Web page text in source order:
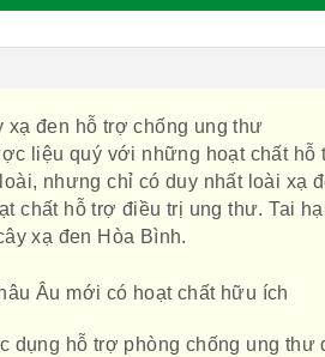
xạ đen hỗ trợ chống ung thư
liệu quý với những hoạt chất
nhưng chỉ có duy nhất loài xạ
chất hỗ trợ điều trị ung thư. Tai
xạ đen Hòa Bình.
Âu mới có hoạt chất hữu ích
dụng hỗ trợ phòng chống ung